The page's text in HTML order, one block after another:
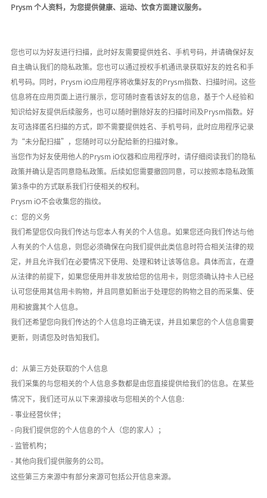
Prysm 个人资料，为您提供健康、运动、饮食方面建议服务。
您也可以为好友进行扫描，此时好友需要提供姓名、手机号码，并请确保好友
自主确认我们的隐私政策。您也可以通过授权手机通讯录获取好友的姓名和手
机号码。同时， Prysm iO应用程序将收集好友的Prysm指数、扫描时间。这些
信息将在应用页面上进行展示，您可随时查看该好友的信息，基于个人经验和
知识给好友提供后续服务，也可以随时删除好友的扫描时间及Prysm指数。好
友可选择匿名扫描的方式，即不需要提供姓名、手机号码，此时应用程序记录
为 “未分配扫描” ，您随时可以分配给新的扫描对象。
当您作为好友使用他人的Prysm iO仪器和应用程序时，请仔细阅读我们的隐私
政策并确认是否同意隐私政策。 后续如您需要撤回同意，可以按照本隐私政策
第3条中的方式联系我们行使相关的权利。
Prysm iO不会收集您的指纹。
c：您的义务
我们希望您仅向我们传达与您本人有关的个人信息。如果您还向我们传达与他
人有关的个人信息，则您必须确保在向我们提供此类信息时符合相关法律的规
定，并且允许我们在必要情况下使用、处理和转让该等信息。具体而言，在遵
从法律的前提下，如果您使用并非发放给您的信用卡，则您须确认持卡人已经
认可您使用其信用卡购物，并且同意如新出于处理您的购物之目的而采集、使
用和披露其个人信息。
我们还希望您向我们传达的个人信息均正确无误，并且如果您的个人信息需要
更新，则请您及时告知我们。
d：从第三方处获取的个人信息
我们采集的与您相关的个人信息多数都是由您直接提供给我们的信息。在某些
情况下，我们还可从以下来源接收与您相关的个人信息 :
- 事业经营伙伴；
- 向我们提供您的个人信息的个人（您的家人）；
- 监管机构；
- 其他向我们提供服务的公司。
这些第三方来源中有部分来源可包括公开信息来源。